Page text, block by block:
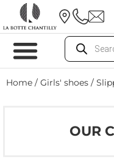
Home / Girls' shoes /
OUR